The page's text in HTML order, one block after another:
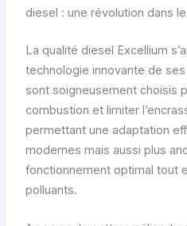
diesel : une révolution dans
La qualité diesel Excellium
technologie innovante de
sont soigneusement choisis
combustion et limiter
permettant une adaptation
modernes mais aussi plus
fonctionnement optimal tout
polluants.